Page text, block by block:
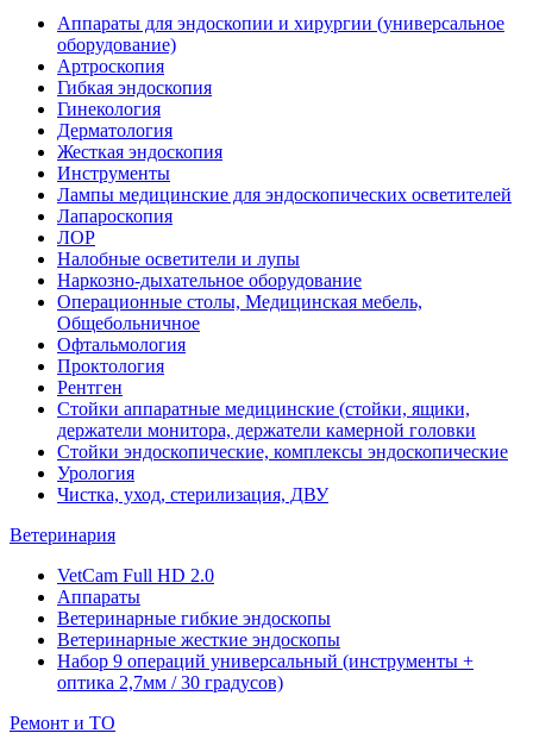
Аппараты для эндоскопии и хирургии (универсальное
оборудование)
Артроскопия
Гибкая эндоскопия
Гинекология
Дерматология
Жесткая эндоскопия
Инструменты
Лампы медицинские для эндоскопических осветителей
Лапароскопия
ЛОР
Налобные осветители и лупы
Наркозно-дыхательное оборудование
Операционные столы, Медицинская мебель,
Общебольничное
Офтальмология
Проктология
Рентген
Стойки аппаратные медицинские (стойки, ящики,
держатели монитора, держатели камерной головки
Стойки эндоскопические, комплексы эндоскопические
Урология
Чистка, уход, стерилизация, ДВУ
Ветеринария
VetCam Full HD 2.0
Аппараты
Ветеринарные гибкие эндоскопы
Ветеринарные жесткие эндоскопы
Набор 9 операций универсальный (инструменты +
оптика 2,7мм / 30 градусов)
Ремонт и ТО